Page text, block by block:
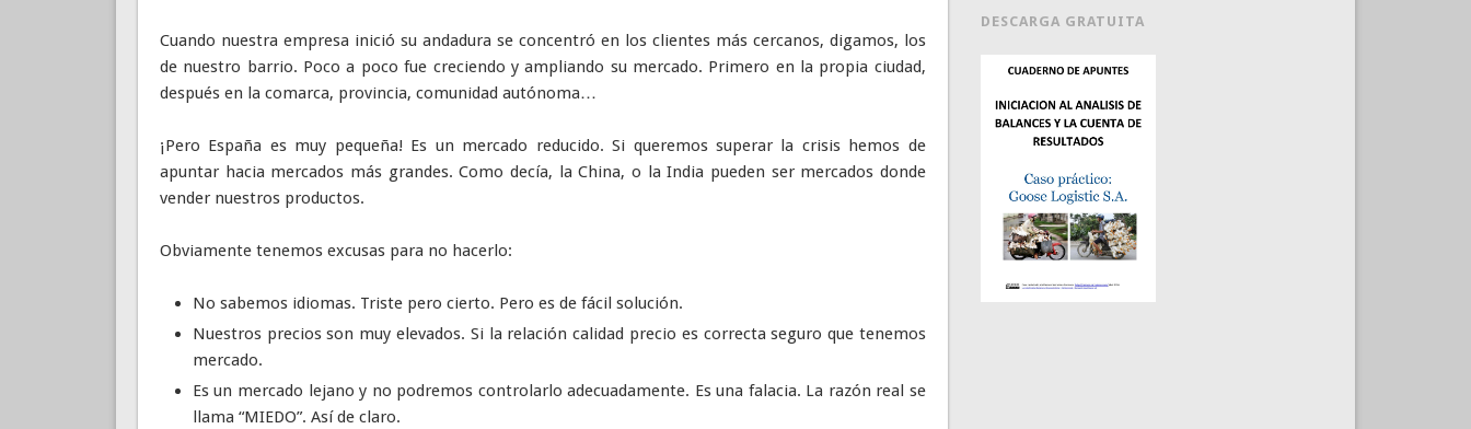
Cuando nuestra empresa inició su andadura se concentró en los clientes más cercanos, digamos, los
de nuestro barrio. Poco a poco fue creciendo y ampliando su mercado. Primero en la propia ciudad,
después en la comarca, provincia, comunidad autónoma…
¡Pero España es muy pequeña! Es un mercado reducido. Si queremos superar la crisis hemos de
apuntar hacia mercados más grandes. Como decía, la China, o la India pueden ser mercados donde
vender nuestros productos.
Obviamente tenemos excusas para no hacerlo:
No sabemos idiomas. Triste pero cierto. Pero es de fácil solución.
Nuestros precios son muy elevados. Si la relación calidad precio es correcta seguro que tenemos
mercado.
Es un mercado lejano y no podremos controlarlo adecuadamente. Es una falacia. La razón real se
llama “MIEDO”. Así de claro.
DESCARGA GRATUITA